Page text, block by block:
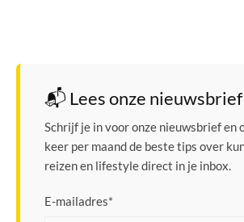
📬 Lees onze nieuwsbrief
Schrijf je in voor onze nieuwsbrief en
keer per maand de beste tips over
reizen en lifestyle direct in je inbox.
E-mailadres*